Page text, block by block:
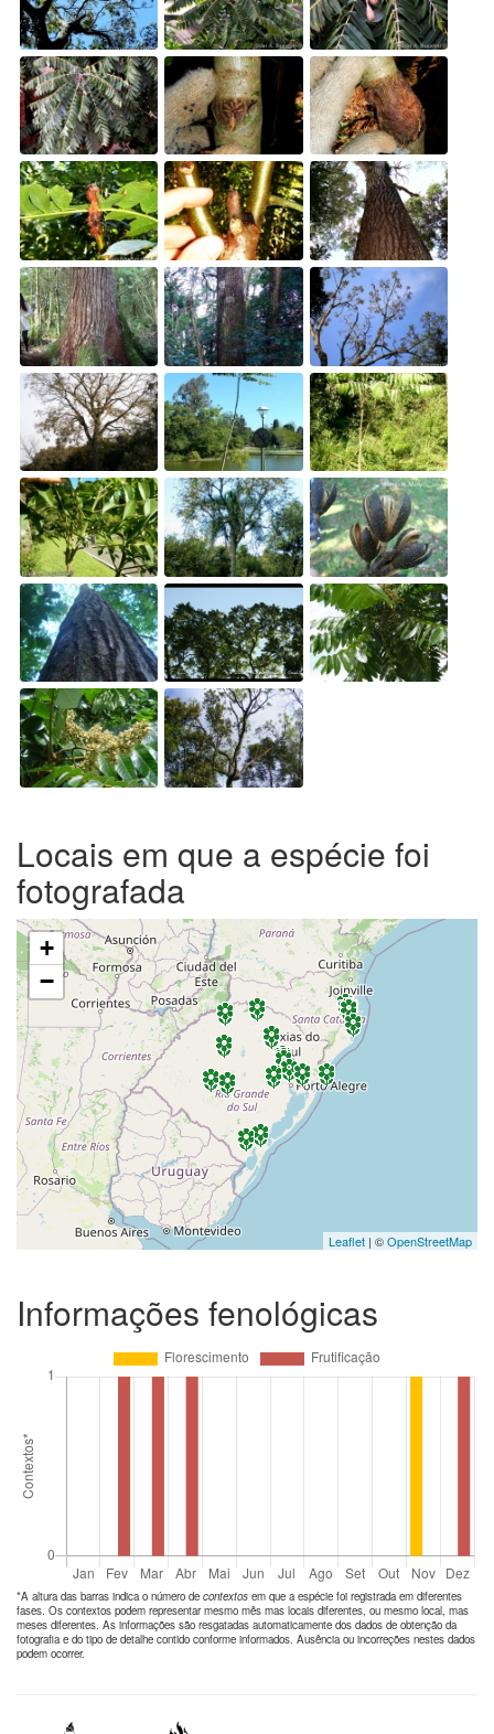
Locais em que a espécie foi
fotografada
+
−
Leaflet | ©OpenStreetMap
Informações fenológicas
*A altura das barras indica o número de contextos em que a espécie foi registrada em diferentes
fases. Os contextos podem representar mesmo mês mas locais diferentes, ou mesmo local, mas
meses diferentes. As informações são resgatadas automaticamente dos dados de obtenção da
fotografia e do tipo de detalhe contido conforme informados. Ausência ou incorreções nestes dados
podem ocorrer.